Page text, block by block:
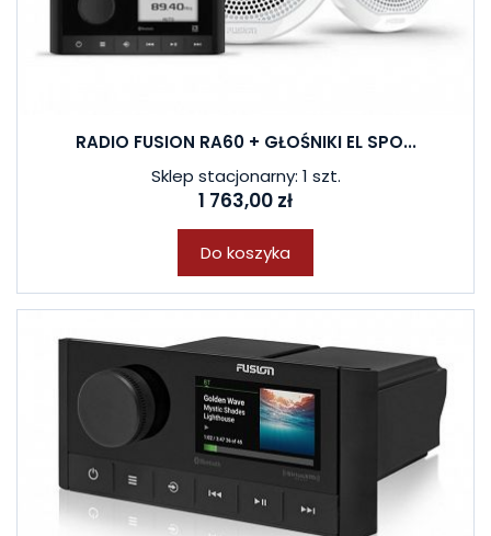
RADIO FUSION RA60 + GŁOŚNIKI EL SPO...
Sklep stacjonarny: 1 szt.
1 763,00 zł
Do koszyka